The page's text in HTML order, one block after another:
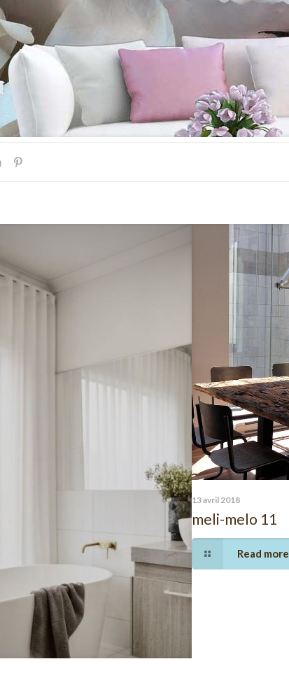
13 avril 2018
meli-melo 11
Read more